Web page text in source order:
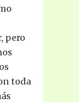
pero
toda